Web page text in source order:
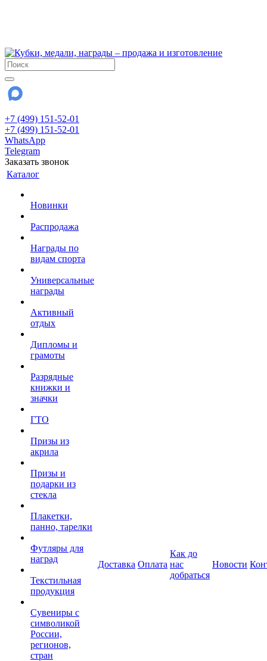
+7 (499) 151-52-01
+7 (499) 151-52-01
WhatsApp
Telegram
Заказать звонок
Каталог
Новинки
Распродажа
Награды по
видам спорта
Универсальные
награды
Активный
отдых
Дипломы и
грамоты
Разрядные
книжки и
значки
ГТО
Призы из
акрила
Призы и
подарки из
стекла
Плакетки,
панно, тарелки
Футляры для
наград
Текстильная
продукция
Сувениры с
символикой
России,
регионов,
стран
Доставка Оплата
Как до
нас
добраться
Новости